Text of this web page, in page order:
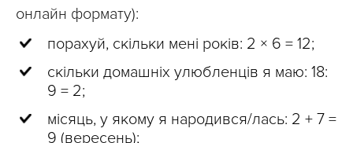
онлайн формату):
порахуй, скільки мені років: 2 × 6 = 12;
скільки домашніх улюбленців я маю: 18:
9 = 2;
місяць, у якому я народився/лась: 2 + 7 =
9 (вересень);